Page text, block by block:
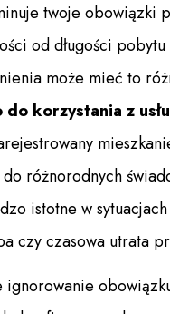
twoje obowiązki
od długości
może mieć to
do korzystania z
różnorodnych
istotne w
czy czasowa utrata
ignorowanie